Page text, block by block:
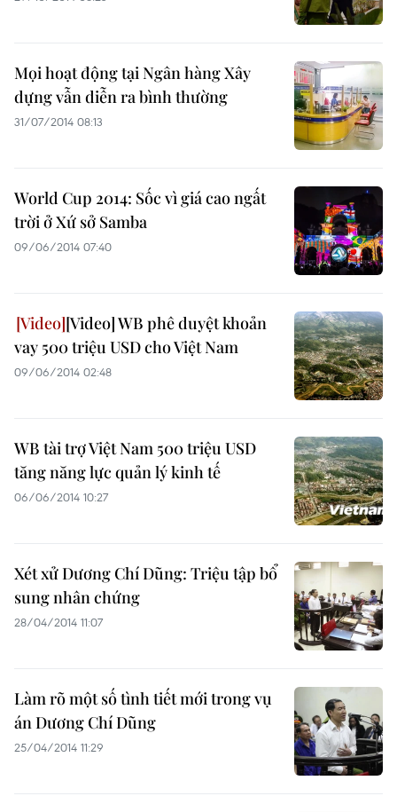
Mọi hoạt động tại Ngân hàng Xây
dựng vẫn diễn ra bình thường
31/07/2014 08:13
World Cup 2014: Sốc vì giá cao ngất
trời ở Xứ sở Samba
09/06/2014 07:40
[Video] WB phê duyệt khoản
vay 500 triệu USD cho Việt Nam
09/06/2014 02:48
WB tài trợ Việt Nam 500 triệu USD
tăng năng lực quản lý kinh tế
06/06/2014 10:27
Xét xử Dương Chí Dũng: Triệu tập bổ
sung nhân chứng
28/04/2014 11:07
Làm rõ một số tình tiết mới trong vụ
án Dương Chí Dũng
25/04/2014 11:29